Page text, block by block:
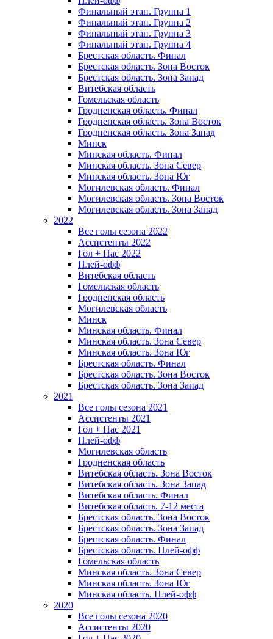
Финальный этап. Группа 1
Финальный этап. Группа 2
Финальный этап. Группа 3
Финальный этап. Группа 4
Брестская область. Финал
Брестская область. Зона Восток
Брестская область. Зона Запад
Витебская область
Гомельская область
Гродненская область. Финал
Гродненская область. Зона Восток
Гродненская область. Зона Запад
Минск
Минская область. Финал
Минская область. Зона Север
Минская область. Зона Юг
Могилевская область. Финал
Могилевская область. Зона Восток
Могилевская область. Зона Запад
2022
Все голы сезона 2022
Ассистенты 2022
Гол + Пас 2022
Плей-офф
Витебская область
Гомельская область
Гродненская область
Могилевская область
Минск
Mинская область. Финал
Минская область. Зона Север
Минская область. Зона Юг
Брестская область. Финал
Брестская область. Зона Восток
Брестская область. Зона Запад
2021
Все голы сезона 2021
Ассистенты 2021
Гол + Пас 2021
Плей-офф
Могилевская область
Гродненская область
Витебская область. Зона Восток
Витебская область. Зона Запад
Витебская область. Финал
Витебская область. 7-12 места
Брестская область. Зона Восток
Брестская область. Зона Запад
Брестская область. Финал
Брестская область. Плей-офф
Гомельская область
Минская область. Зона Север
Минская область. Зона Юг
Минская область. Плей-офф
2020
Все голы сезона 2020
Ассистенты 2020